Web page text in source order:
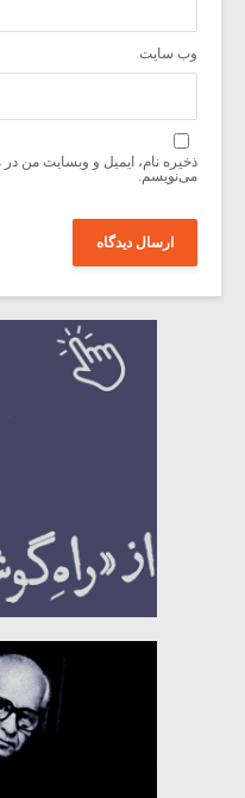
وب‌ سایت
ذخیره نام، ایمیل و وبسایت من
می‌نویسم.